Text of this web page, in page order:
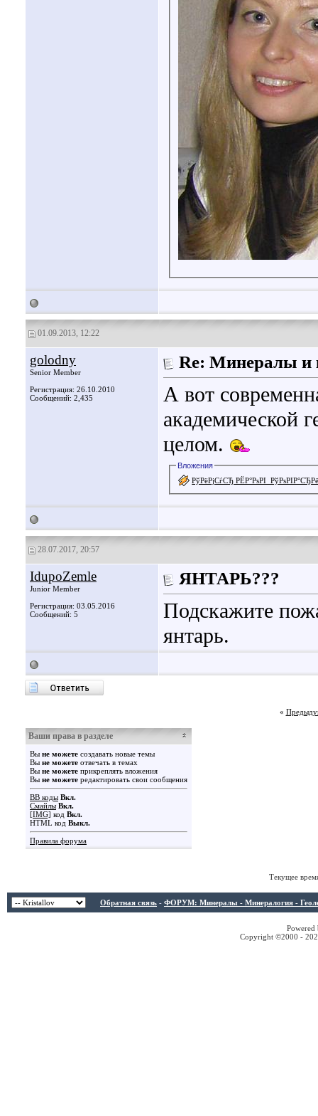
01.09.2013, 12:22
golodny
Senior Member
Регистрация: 26.10.2010
Сообщений: 2,435
Re: Минералы и
А вот
академической
целом.
Вложения
РўРёРјСѓСЂ
28.07.2017, 20:57
IdupoZemle
Junior Member
Регистрация: 03.05.2016
Сообщений: 5
ЯНТАРЬ???
Подскажите
янтарь.
«
Ваши права в разделе
Вы не можете создавать новые темы
Вы не можете отвечать в темах
Вы не можете прикреплять вложения
Вы не можете редактировать свои сообщения
BB коды Вкл.
Смайлы Вкл.
[IMG] код Вкл.
HTML код Выкл.
Правила форума
Текущее
Обратная связь - ФОРУМ: Минералы - Минералогия -
Copyright ©2000 -